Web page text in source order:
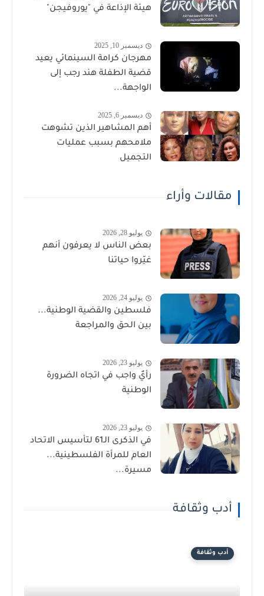
هيئة الإذاعة في "يوروفيجن"
ديسمبر 10, 2025
مهرجان كرامة السينمائي يعيد
قضية الطفلة هند رجب إلى
الواجهة...
ديسمبر 6, 2025
أهم المشاهير الذين تشوهت
ملامحهم بسبب عمليات
التجميل
مقالات وأراء
يوليو 28, 2026
بعض الناس لا يعرفون أنهم
غيّروا حياتنا
يوليو 24, 2026
فلسطين والقضية الوطنية...
بين الحق والمراجعة
يوليو 23, 2026
رأيٌ واجب في اتجاه الضرورة
الوطنية
يوليو 23, 2026
في الذكرى الـ61 لتأسيس الاتحاد
العام للمرأة الفلسطينية...
مسيرة...
أدب وثقافة
أدب وثقافة